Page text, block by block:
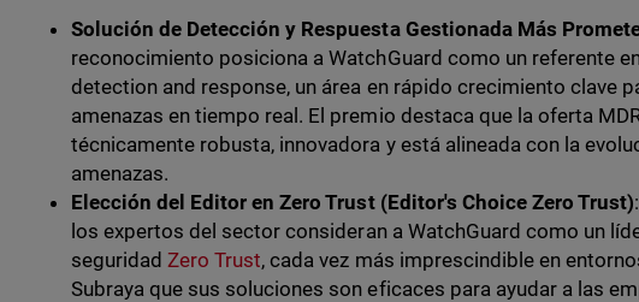
Solución de Detección y Respuesta Gestionada Más
reconocimiento posiciona a WatchGuard como un referente
detection and response, un área en rápido crecimiento clave
amenazas en tiempo real. El premio destaca que la oferta
técnicamente robusta, innovadora y está alineada con la
amenazas.
Elección del Editor en Zero Trust (Editor's Choice Zero Trust)
los expertos del sector consideran a WatchGuard como un
seguridadZero Trust, cada vez más imprescindible en
Subraya que sus soluciones son eficaces para ayudar a las